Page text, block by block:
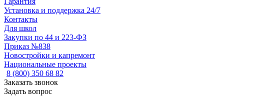
Установка и поддержка 24/7
Контакты
Для школ
Закупки по 44 и 223-ФЗ
Приказ №838
Новостройки и капремонт
Национальные проекты
8 (800) 350 68 82
Заказать звонок
Задать вопрос